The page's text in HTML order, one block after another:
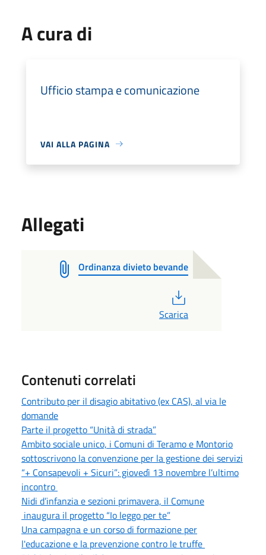
A cura di
Ufficio stampa e comunicazione
VAI ALLA PAGINA
Allegati
Ordinanza divieto bevande
Scarica
Contenuti correlati
Contributo per il disagio abitativo (ex CAS), al via le
domande
Parte il progetto “Unità di strada”
Ambito sociale unico, i Comuni di Teramo e Montorio
sottoscrivono la convenzione per la gestione dei servizi
“+ Consapevoli + Sicuri”: giovedì 13 novembre l’ultimo
incontro
Nidi d’infanzia e sezioni primavera, il Comune
inaugura il progetto “Io leggo per te”
Una campagna e un corso di formazione per
l'educazione e la prevenzione contro le truffe